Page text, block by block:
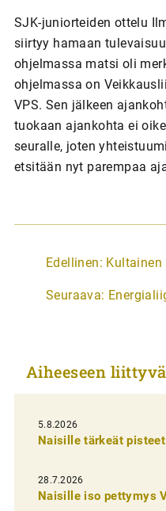
SJK-juniorteiden ottelu
siirtyy hamaan
ohjelmassa matsi oli
ohjelmassa on
VPS. Sen jälkeen
tuokaan ajankohta ei
seuralle, joten
etsitään nyt parempaa
A
t
k
e
l
i
e
n
Edellinen: Kultainen
Seuraava:
Aiheeseen
5.8.2026
Naisille tärkeät
28.7.2026
Naisille iso pettymys